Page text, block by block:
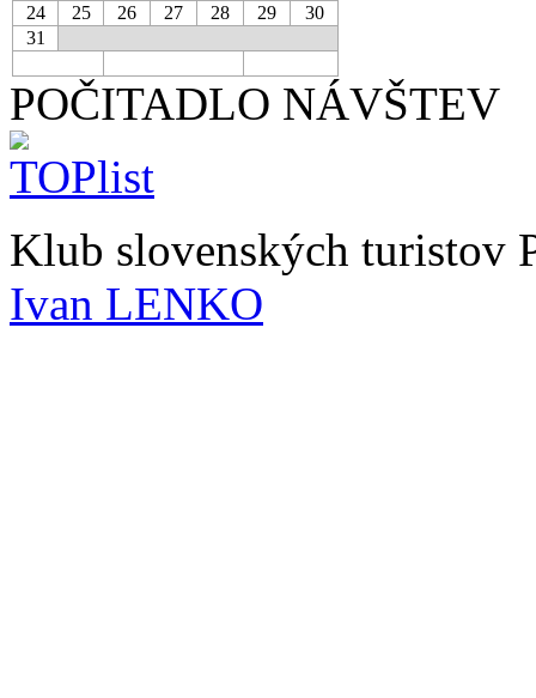
24
25 26 27 28 29
30
31
POČITADLO NÁVŠTEV
Klub slovenských turistov
Ivan LENKO